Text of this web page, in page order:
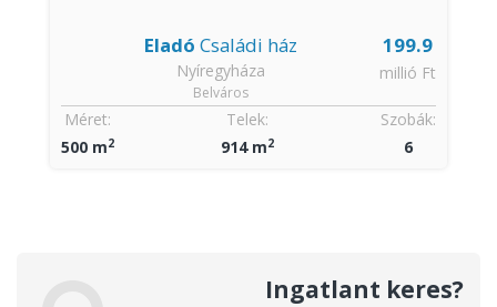
199.9
millió Ft
Eladó Családi ház
Nyíregyháza
Belváros
Szobák:
6
Méret:
500 m2
Telek:
914 m2
Ingatlant keres?